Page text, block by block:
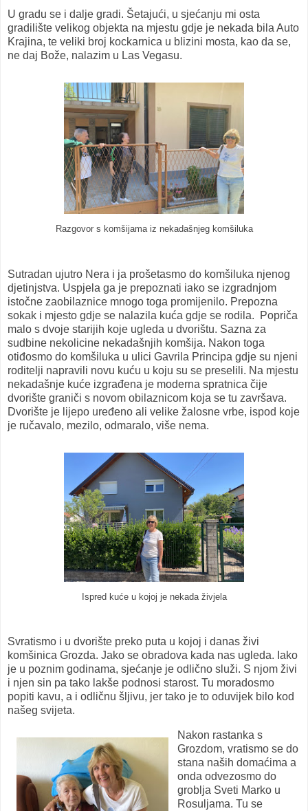
U gradu se i dalje gradi. Šetajući, u sjećanju mi osta
gradilište velikog objekta na mjestu gdje je nekada bila Auto
Krajina, te veliki broj kockarnica u blizini mosta, kao da se,
ne daj Bože, nalazim u Las Vegasu.
Razgovor s komšijama iz nekadašnjeg komšiluka
Sutradan ujutro Nera i ja prošetasmo do komšiluka njenog
djetinjstva. Uspjela ga je prepoznati iako se izgradnjom
istočne zaobilaznice mnogo toga promijenilo. Prepozna
sokak i mjesto gdje se nalazila kuća gdje se rodila. Popriča
malo s dvoje starijih koje ugleda u dvorištu. Sazna za
sudbine nekolicine nekadašnjih komšija. Nakon toga
otiđosmo do komšiluka u ulici Gavrila Principa gdje su njeni
roditelji napravili novu kuću u koju su se preselili. Na mjestu
nekadašnje kuće izgrađena je moderna spratnica čije
dvorište graniči s novom obilaznicom koja se tu završava.
Dvorište je lijepo uređeno ali velike žalosne vrbe, ispod koje
je ručavalo, mezilo, odmaralo, više nema.
Ispred kuće u kojoj je nekada živjela
Svratismo i u dvorište preko puta u kojoj i danas živi
komšinica Grozda. Jako se obradova kada nas ugleda. Iako
je u poznim godinama, sjećanje je odlično služi. S njom živi
i njen sin pa tako lakše podnosi starost. Tu moradosmo
popiti kavu, a i odličnu šljivu, jer tako je to oduvijek bilo kod
našeg svijeta.
Nakon rastanka s
Grozdom, vratismo se do
stana naših domaćima a
onda odvezosmo do
groblja Sveti Marko u
Rosuljama. Tu se